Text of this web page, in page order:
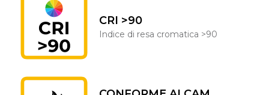
CRI >90
Indice di resa cromatica >90